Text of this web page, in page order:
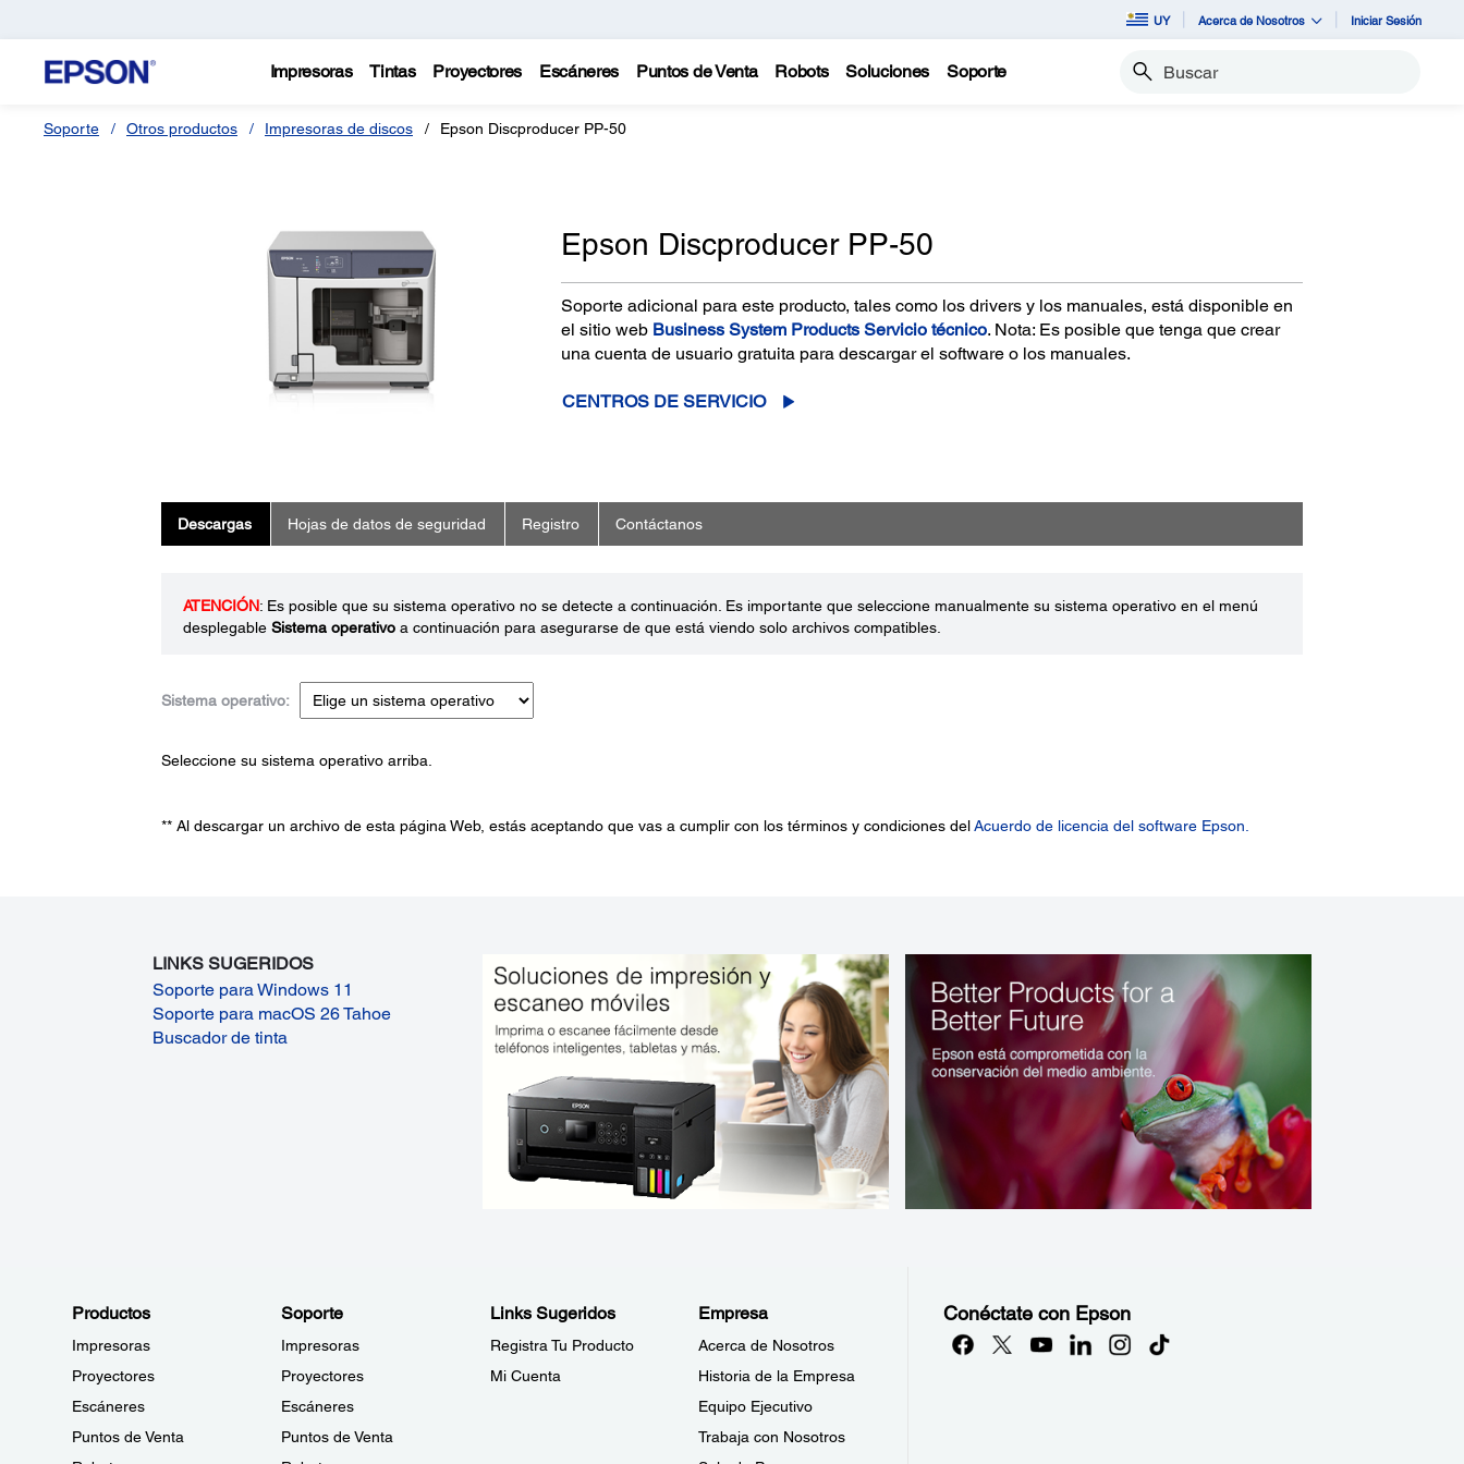
UY Acerca de Nosotros Iniciar Sesión
Impresoras Tintas Proyectores Escáneres Puntos de Venta Robots Soluciones Soporte Buscar
Soporte Otros productos Impresoras de discos Epson Discproducer PP-50
Epson Discproducer PP-50
Soporte adicional para este producto, tales como los drivers y los manuales, está disponible en
el sitio web Business System Products Servicio técnico. Nota: Es posible que tenga que crear
una cuenta de usuario gratuita para descargar el software o los manuales.
CENTROS DE SERVICIO
Descargas Hojas de datos de seguridad Registro Contáctanos
ATENCIÓN: Es posible que su sistema operativo no se detecte a continuación. Es importante que seleccione manualmente su sistema operativo en el menú
desplegable Sistema operativoa continuación para asegurarse de que está viendo solo archivos compatibles.
Sistema operativo:
Seleccione su sistema operativo arriba.
** Al descargar un archivo de esta página Web, estás aceptando que vas a cumplir con los términos y condiciones delAcuerdo de licencia del software Epson.
LINKS SUGERIDOS
Soporte para Windows 11
Soporte para macOS 26 Tahoe
Buscador de tinta
Productos
Impresoras
Proyectores
Escáneres
Puntos de Venta
Soporte
Impresoras
Proyectores
Escáneres
Puntos de Venta
Links Sugeridos
Registra Tu Producto
Mi Cuenta
Empresa
Acerca de Nosotros
Historia de la Empresa
Equipo Ejecutivo
Trabaja con Nosotros
Conéctate con Epson